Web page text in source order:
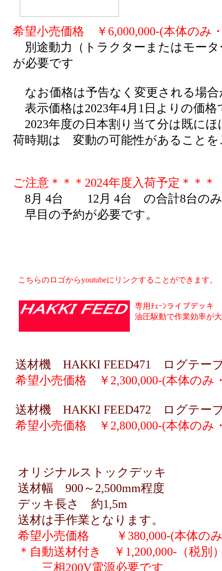
こちらのロゴからyoutubeにリンクすることができます。
オリジナルストックデッキ
送材幅 900～2,500mm程度
デッキ長さ 約1,5m
送材は手作業となります。
希望小売価格 ￥380,000-(本体のみ
＊自動送材付き ￥1,200,000-（税別
三相200V電源必要です
送材機 HAKKI FEED471 ログテー
希望小売価格 ￥2,300,000-(本体のみ
送材機 HAKKI FEED472 ロ
希望小売価格 ￥2,800,000-(本体のみ
専用ﾁｪｰﾝライブデッキ
油圧駆動で作業効率が
希望小売価格 ￥6,000,000-(本体のみ
別途動力（トラクターまたはモー
が必要です
なお価格は予告なく変更される場
表示価格は2023年4月1日よりの価格
2023年度の日本割り当て分は既に
荷時期は 変動の可能性があることを
ご注意＊＊＊2024年度入荷予定＊＊＊
8月 4台 12月 4台 の合計8台のみ
早目の予約が必要です。